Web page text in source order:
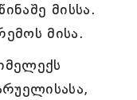
მისსა.
მისა.